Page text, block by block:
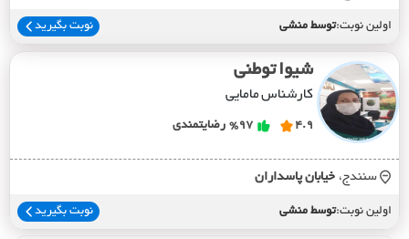
اولین نوبت:توسط منشی نوبت بگیرید
شیوا توطنی
کارشناس مامایی
4.9
%97 رضایتمندی
سنندج، خيابان پاسداران
اولین نوبت:توسط منشی نوبت بگیرید